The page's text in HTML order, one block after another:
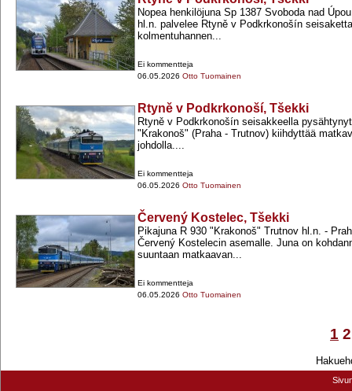
Nopea henkilöjuna Sp 1387 Svoboda nad
hl.n. palvelee Rtyně v Podkrkonošín
kolmentuhannen...
Ei kommentteja
06.05.2026 Otto Tuomainen
Rtyně v Podkrkonoší, Tšekki
Rtyně v Podkrkonošín seisakkeella
"Krakonoš" (Praha -​ Trutnov) kiihdyttää
johdolla....
Ei kommentteja
06.05.2026 Otto Tuomainen
Červený Kostelec, Tšekki
Pikajuna R 930 "Krakonoš" Trutnov hl.n. -​
Červený Kostelecin asemalle. Juna on
suuntaan matkaavan...
Ei kommentteja
06.05.2026 Otto Tuomainen
1 2